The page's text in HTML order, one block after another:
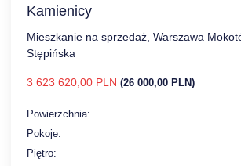
Kamienicy
Mieszkanie na sprzedaż, Warszawa
Stępińska
3 623 620,00 PLN (26 000,00 PLN)
Powierzchnia:
Pokoje:
Piętro: